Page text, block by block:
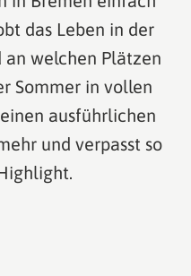
das Leben in der
an welchen Plätzen
Sommer in vollen
ausführlichen
und verpasst so